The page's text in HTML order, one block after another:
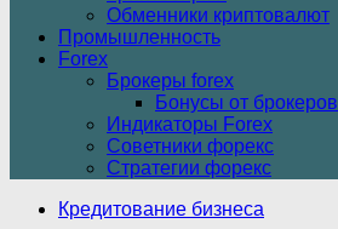
Обменники криптовалют
Промышленность
Forex
Брокеры forex
Бонусы от брокеров
Индикаторы Forex
Советники форекс
Стратегии форекс
Кредитование бизнеса